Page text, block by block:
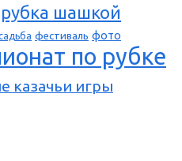
рубка шашкой
фестиваль фото
по рубке
казачьи игры